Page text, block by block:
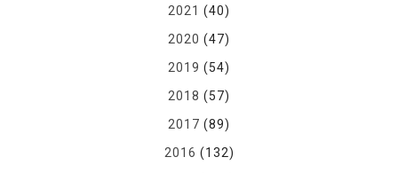
2021 (40)
2020 (47)
2019 (54)
2018 (57)
2017 (89)
2016 (132)